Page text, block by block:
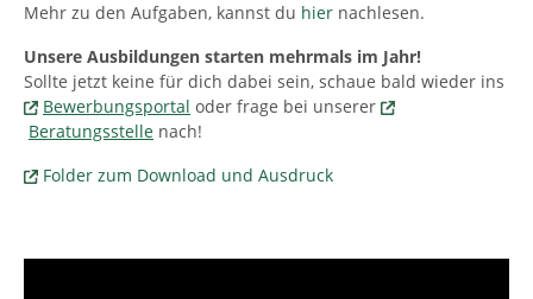
Mehr zu den Aufgaben, kannst du hier nachlesen.
Unsere Ausbildungen starten mehrmals im Jahr!
Sollte jetzt keine für dich dabei sein, schaue bald wieder ins
Bewerbungsportal oder frage bei unserer
Beratungsstelle nach!
Folder zum Download und Ausdruck